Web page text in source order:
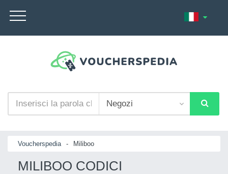
Voucherspedia - Miliboo
MILIBOO CODICI